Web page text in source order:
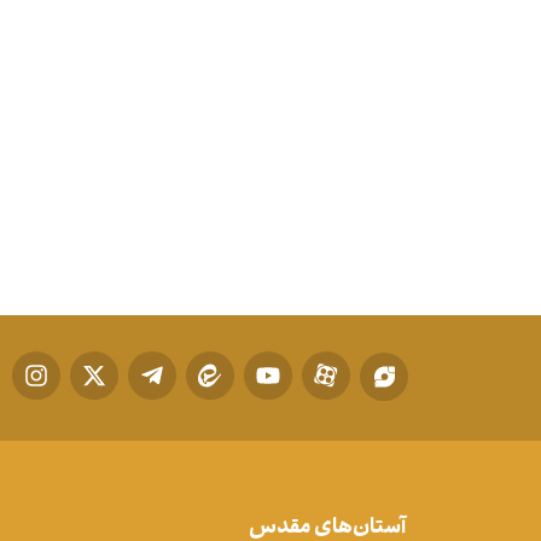
آستان‌های مقدس